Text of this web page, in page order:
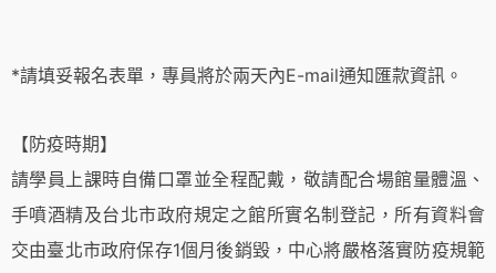
*請填妥報名表單，專員將於兩天內E-mail通知匯款資訊。
【防疫時期】
請學員上課時自備口罩並全程配戴，敬請配合場館量體溫、
手噴酒精及台北市政府規定之館所實名制登記，所有資料會
交由臺北市政府保存1個月後銷毀，中心將嚴格落實防疫規範